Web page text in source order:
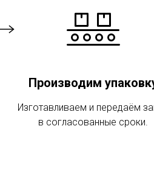
Производим
Изготавливаем и передаём
в согласованные сроки.